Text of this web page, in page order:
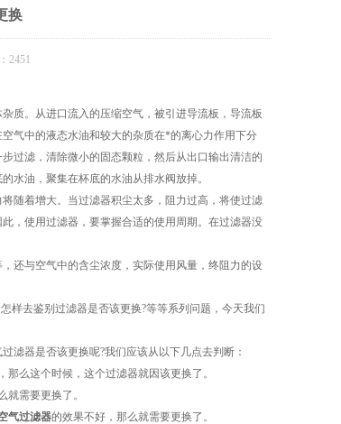
换
2451
质。从进口流入的压缩空气，被引进导流板，导流板
气中的液态水油和较大的杂质在*的离心力作用下分
过滤，清除微小的固态颗粒，然后从出口输出清洁的
水油，聚集在杯底的水油从排水阀放掉。
随着增大。当过滤器积尘太多，阻力过高，将使过滤
，使用过滤器，要掌握合适的使用周期。在过滤器没
还与空气中的含尘浓度，实际使用风量，终阻力的设
样去鉴别过滤器是否该更换?等等系列问题，今天我们
器是否该更换呢?我们应该从以下几点去判断：
么这个时候，这个过滤器就因该更换了。
需要更换了。
气过滤器的效果不好，那么就需要更换了。